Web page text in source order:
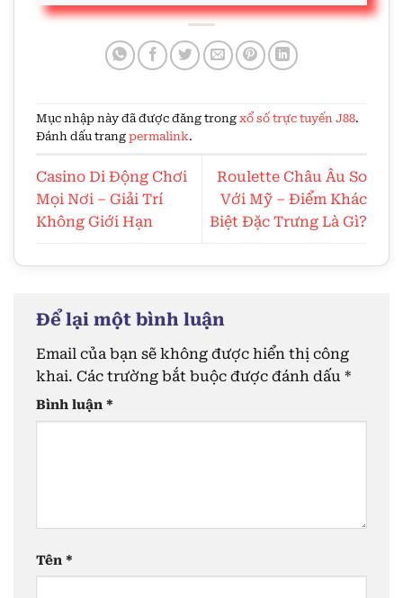
Mục nhập này đã được đăng trong xổ số trực tuyến J88.
Đánh dấu trang permalink.
Casino Di Động Chơi
Mọi Nơi – Giải Trí
Không Giới Hạn
Roulette Châu Âu So
Với Mỹ – Điểm Khác
Biệt Đặc Trưng Là Gì?
Để lại một bình luận
Email của bạn sẽ không được hiển thị công
khai. Các trường bắt buộc được đánh dấu *
Bình luận *
Tên *